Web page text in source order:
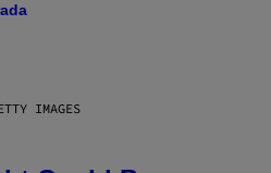
IMAGES